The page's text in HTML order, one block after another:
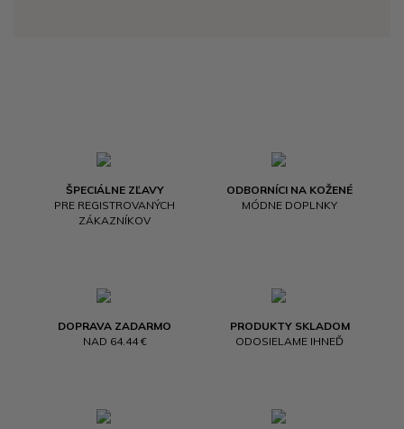
ŠPECIÁLNE ZĽAVY
PRE REGISTROVANÝCH
ZÁKAZNÍKOV
ODBORNÍCI NA KOŽENÉ
MÓDNE DOPLNKY
DOPRAVA ZADARMO
NAD 64.44 €
PRODUKTY SKLADOM
ODOSIELAME IHNEĎ